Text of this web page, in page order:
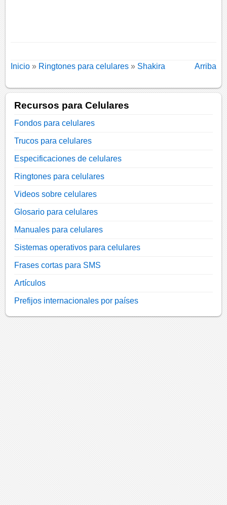
Inicio » Ringtones para celulares » Shakira Arriba
Recursos para Celulares
Fondos para celulares
Trucos para celulares
Especificaciones de celulares
Ringtones para celulares
Videos sobre celulares
Glosario para celulares
Manuales para celulares
Sistemas operativos para celulares
Frases cortas para SMS
Artículos
Prefijos internacionales por países